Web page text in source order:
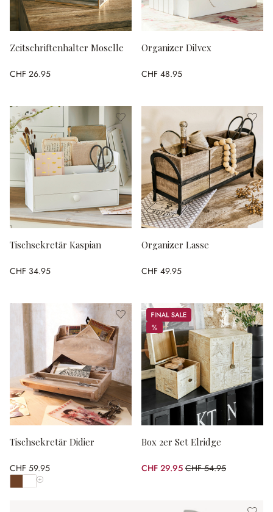
Zeitschriftenhalter Moselle
CHF 26.95
Organizer Dilvex
CHF 48.95
Tischsekretär Kaspian
CHF 34.95
Organizer Lasse
CHF 49.95
Tischsekretär Didier
CHF 59.95
Alle Farben anzeigen
Sale
%
%
Box 2er Set Elridge
CHF 29.95 CHF 54.95
(45.5% gespart)